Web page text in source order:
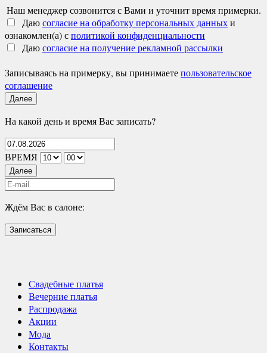
Наш менеджер созвонится с Вами и уточнит время примерки.
Даюсогласие на обработку персональных данныхи
ознакомлен(а) сполитикой конфиденциальности
Даюсогласие на получение рекламной рассылки
Записываясь на примерку, вы принимаетепользовательское
соглашение
Далее
На какой день и время Вас записать?
ВРЕМЯ
Далее
Ждём Вас в салоне:
Записаться
Свадебные платья
Вечерние платья
Распродажа
Акции
Мода
Контакты